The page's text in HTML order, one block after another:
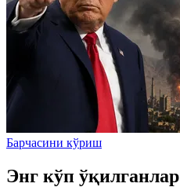
Барчасини кўриш
Энг кўп ўқилганлар